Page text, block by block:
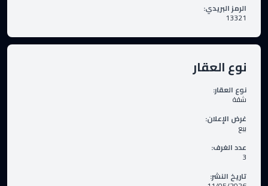
الرمز البريدي:
13321
نوع العقار
نوع العقار:
شقة
غرض الإعلان:
بيع
عدد الغرف:
3
تاريخ النشر: